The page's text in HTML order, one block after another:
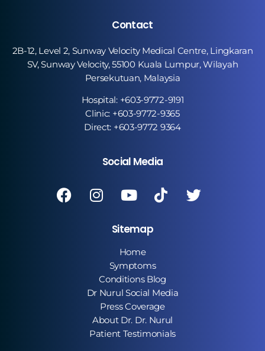
Contact
2B-12, Level 2, Sunway Velocity Medical Centre, Lingkaran
SV, Sunway Velocity, 55100 Kuala Lumpur, Wilayah
Persekutuan, Malaysia
Hospital: +603-9772-9191
Clinic: +603-9772-9365
Direct: +603-9772 9364
Social Media
Sitemap
Home
Symptoms
Conditions Blog
Dr Nurul Social Media
Press Coverage
About Dr. Dr. Nurul
Patient Testimonials